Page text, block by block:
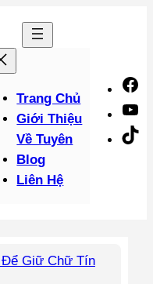
Trang Chủ
Giới Thiệu
Về Tuyên
Blog
Liên Hệ